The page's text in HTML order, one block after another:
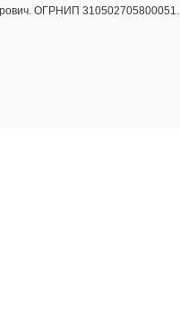
ОГРНИП 310502705800051.